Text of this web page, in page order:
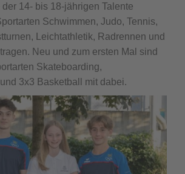
der 14- bis 18-jährigen Talente
Schwimmen, Judo, Tennis,
Leichtathletik, Radrennen und
Neu und zum ersten Mal sind
Skateboarding,
3x3 Basketball mit dabei.